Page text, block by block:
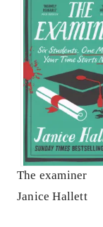
The examiner
Janice Hallett